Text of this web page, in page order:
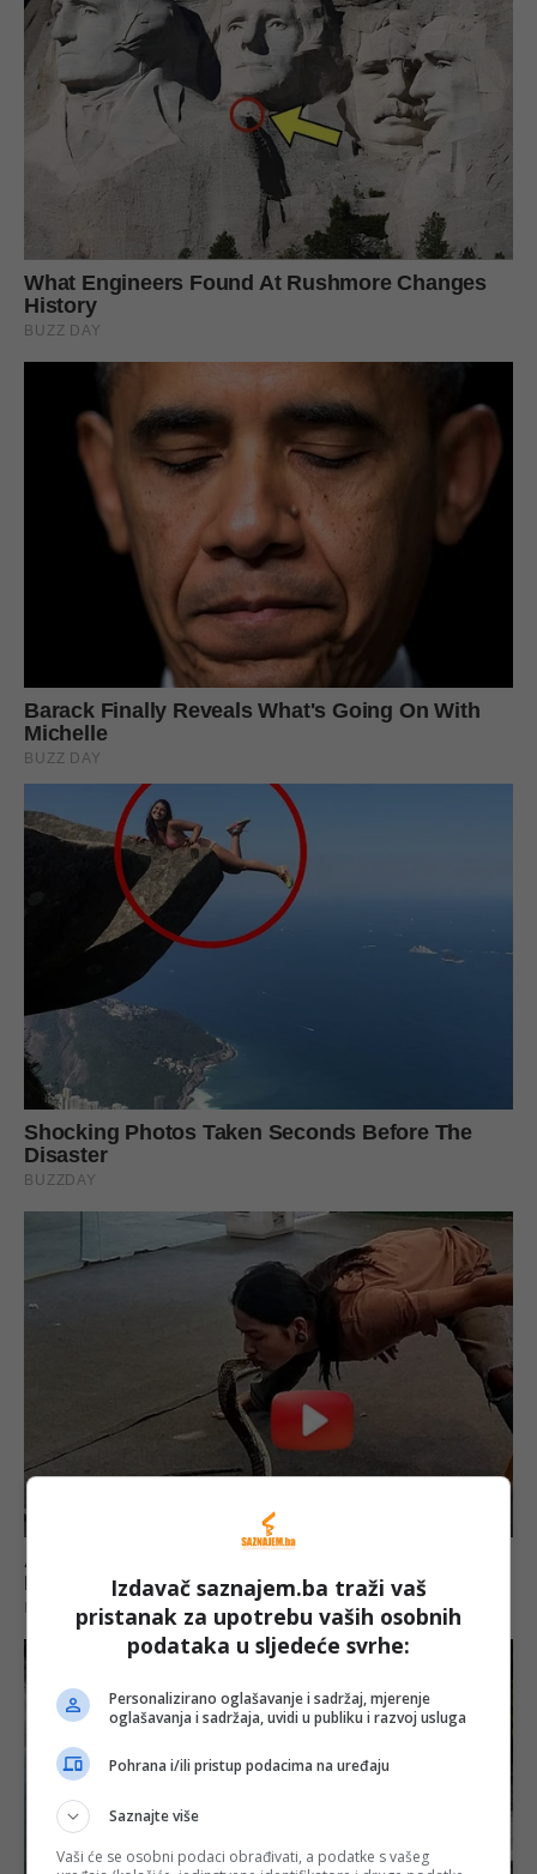
Izdavač saznajem.ba traži vaš
pristanak za upotrebu vaših osobnih
podataka u sljedeće svrhe:
Personalizirano oglašavanje i sadržaj, mjerenje
oglašavanja i sadržaja, uvidi u publiku i razvoj usluga
Pohrana i/ili pristup podacima na uređaju
Saznajte više
Vaši će se osobni podaci obrađivati, a podatke s vašeg